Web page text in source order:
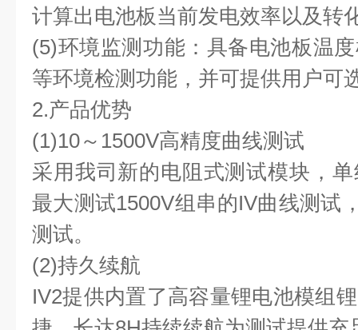
计算出电池板当前发电效率以及转
(5)环境监测功能：具备电池板温
等环境检测功能，并可提供⽤户可
2.产品优势
(1)10～1500V⾼精度曲线测试
采⽤我司新的电阻式测试模块，
最⼤测试1500V组串的IV曲线测试
测试。
(2)持久续航
IV2提供内置了⾼容量锂电池模组